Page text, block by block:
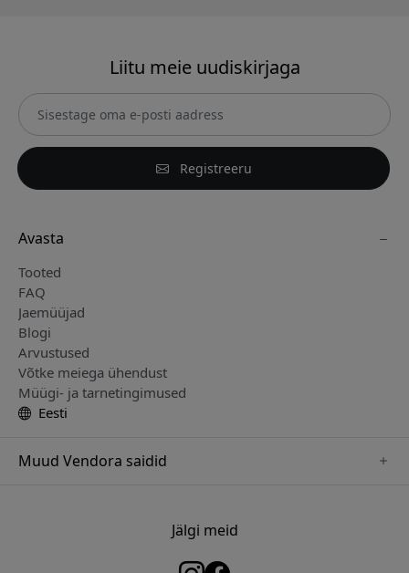
Liitu meie uudiskirjaga
Registreeru
Avasta
Tooted
FAQ
Jaemüüjad
Blogi
Arvustused
Võtke meiega ühendust
Müügi- ja tarnetingimused
Eesti
Muud Vendora saidid
Jälgi meid